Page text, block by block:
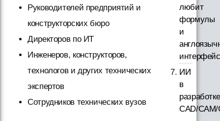
Руководителей предприятий и
конструкторских бюро
Директоров по ИТ
Инженеров, конструкторов,
технологов и других технических
экспертов
Сотрудников технических вузов
любит
формулы
и
ИИ
в
разработке
CAD/